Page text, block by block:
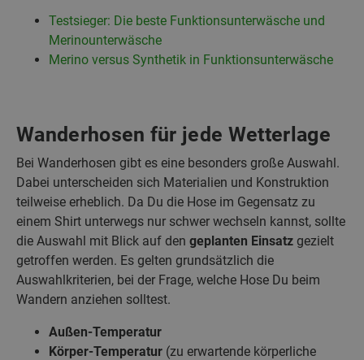
Testsieger: Die beste Funktionsunterwäsche und
Merinounterwäsche
Merino versus Synthetik in Funktionsunterwäsche
Wanderhosen für jede Wetterlage
Bei Wanderhosen gibt es eine besonders große Auswahl.
Dabei unterscheiden sich Materialien und Konstruktion
teilweise erheblich. Da Du die Hose im Gegensatz zu
einem Shirt unterwegs nur schwer wechseln kannst, sollte
die Auswahl mit Blick auf den geplanten Einsatz gezielt
getroffen werden. Es gelten grundsätzlich die
Auswahlkriterien, bei der Frage, welche Hose Du beim
Wandern anziehen solltest.
Außen-Temperatur
Körper-Temperatur (zu erwartende körperliche